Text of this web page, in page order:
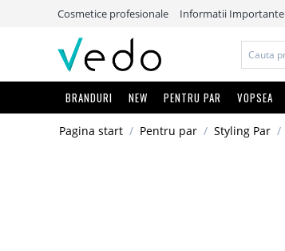
Cosmetice profesionale Informatii Importante
BRANDURI NEW PENTRU PAR VOPSEA
Pagina start / Pentru par / Styling Par /